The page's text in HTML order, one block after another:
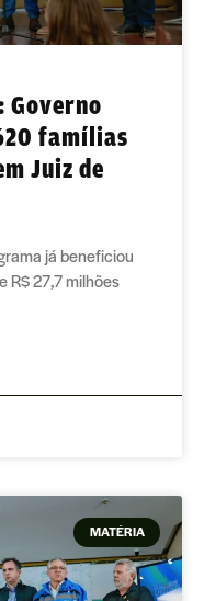
Governo
famílias
Juiz de
já beneficiou
R$ 27,7 milhões
MATÉRIA